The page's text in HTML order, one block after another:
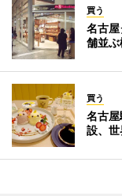
買う
名古
舗並
買う
名古
設、